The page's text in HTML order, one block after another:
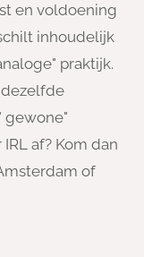
en voldoening
inhoudelijk
praktijk.
gewone"
af? Kom dan
of